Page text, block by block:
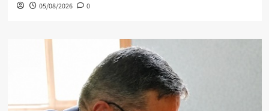
05/08/2026 0